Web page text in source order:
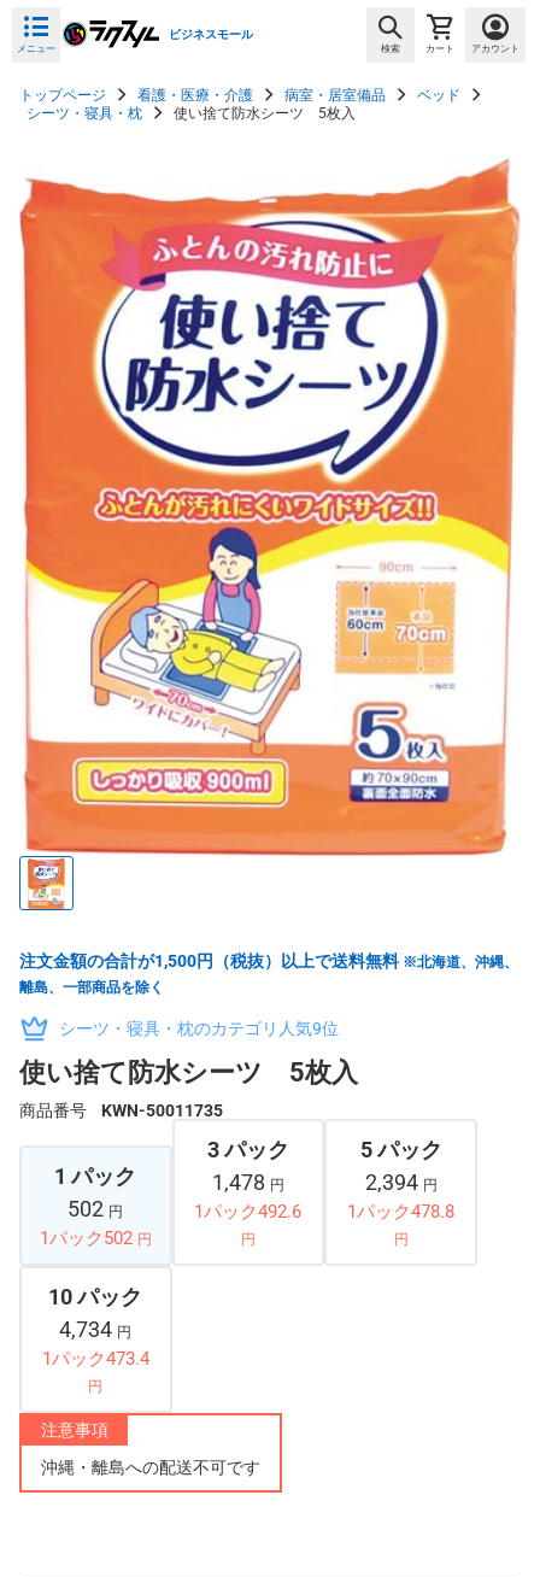
メニュー
ビジネスモール
検索 カート アカウント
トップページ 看護・医療・介護 病室・居室備品
ベッド
シーツ・寝具・枕
使い捨て防水シーツ 5枚入
注文金額の合計が1,500円（税抜）以上で送料無料 ※北海道、沖縄、
離島、一部商品を除く
シーツ・寝具・枕のカテゴリ人気9位
使い捨て防水シーツ 5枚入
商品番号 KWN-50011735
1 パック
502 円
1パック502 円
3 パック
1,478 円
1パック492.6
円
5 パック
2,394 円
1パック478.8
円
10 パック
4,734 円
1パック473.4
円
注意事項
沖縄・離島への配送不可です